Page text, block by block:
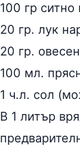
100 гр
20 гр. лук
20 гр.
100 мл.
1 ч.л. сол
В 1 литър